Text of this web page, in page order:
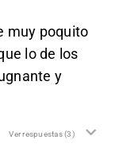
muy poquito
lo de los
y
Ver respuestas(3)